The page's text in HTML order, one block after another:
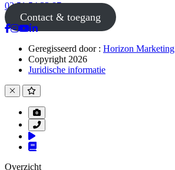
02 51 54 33 87
Contact & toegang
Geregisseerd door : Horizon Marketing
Copyright 2026
Juridische informatie
Overzicht